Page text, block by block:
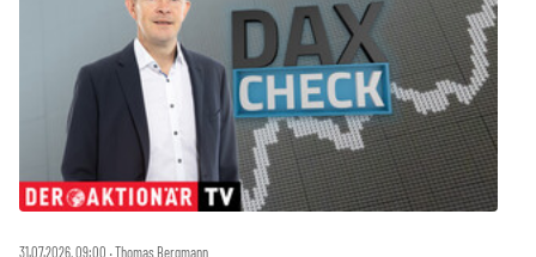
31.07.2026, 09:00 ‧ Thomas Bergmann